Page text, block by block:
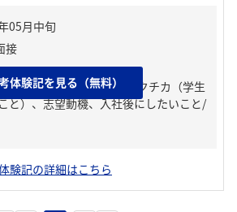
んな人といわれる？、ガクチカ（学生
と）、志望動機、入社後にしたいこと/
体験記を見る（無料）
験記の詳細はこちら